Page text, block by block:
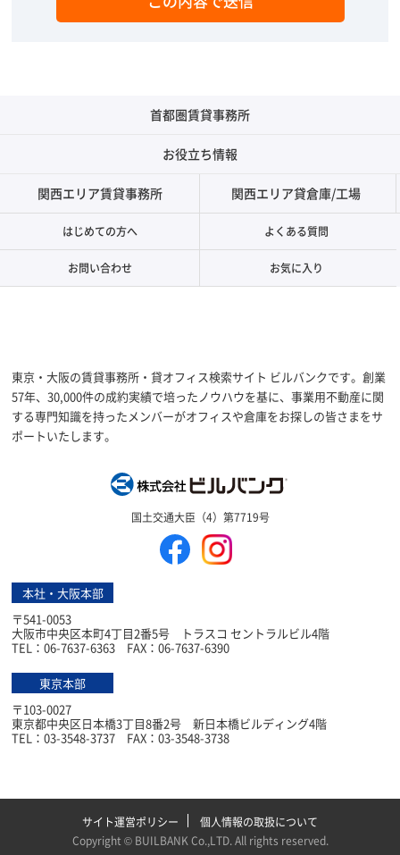
首都圏賃貸事務所
お役立ち情報
関西エリア賃貸事務所 関西エリア貸倉庫/工場
はじめての方へ よくある質問
お問い合わせ お気に入り
東京・大阪の賃貸事務所・貸オフィス検索サイト ビルバンクです。創業
57年、30,000件の成約実績で培ったノウハウを基に、事業用不動産に関
する専門知識を持ったメンバーがオフィスや倉庫をお探しの皆さまをサ
ポートいたします。
国土交通大臣（4）第7719号
本社・大阪本部
〒541-0053
大阪市中央区本町4丁目2番5号 トラスコ セントラルビル4階
TEL：06-7637-6363 FAX：06-7637-6390
東京本部
〒103-0027
東京都中央区日本橋3丁目8番2号 新日本橋ビルディング4階
TEL：03-3548-3737 FAX：03-3548-3738
サイト運営ポリシー
個人情報の取扱について
Copyright © BUILBANK Co.,LTD. All rights reserved.